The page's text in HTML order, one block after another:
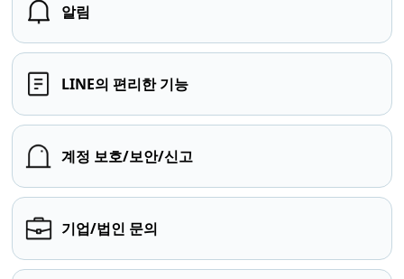
알림
LINE의 편리한 기능
계정 보호/보안/신고
기업/법인 문의